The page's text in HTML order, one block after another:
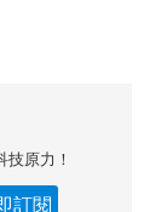
原力！
訂閱